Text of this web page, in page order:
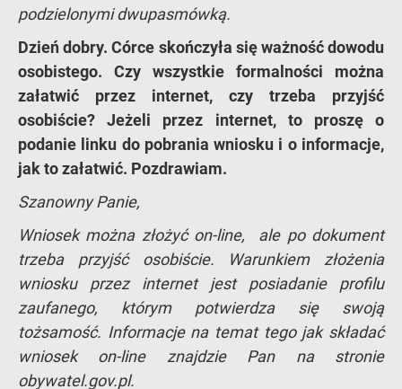
podzielonymi dwupasmówką.
Dzień dobry. Córce skończyła się ważność dowodu
osobistego. Czy wszystkie formalności można
załatwić przez internet, czy trzeba przyjść
osobiście? Jeżeli przez internet, to proszę o
podanie linku do pobrania wniosku i o informacje,
jak to załatwić. Pozdrawiam.
Szanowny Panie,
Wniosek można złożyć on-line, ale po dokument
trzeba przyjść osobiście. Warunkiem złożenia
wniosku przez internet jest posiadanie profilu
zaufanego, którym potwierdza się swoją
tożsamość. Informacje na temat tego jak składać
wniosek on-line znajdzie Pan na stronie
obywatel.gov.pl.